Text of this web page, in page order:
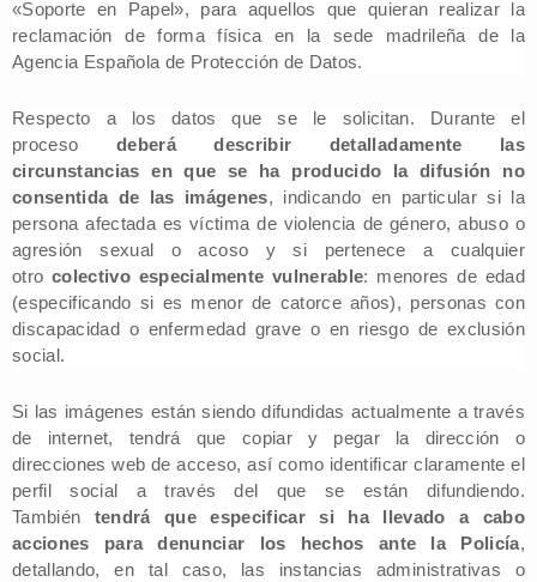
«Soporte en Papel», para aquellos que quieran realizar la
reclamación de forma física en la sede madrileña de la
Agencia Española de Protección de Datos.
Respecto a los datos que se le solicitan. Durante el
proceso deberá describir detalladamente las
circunstancias en que se ha producido la difusión no
consentida de las imágenes, indicando en particular si la
persona afectada es víctima de violencia de género, abuso o
agresión sexual o acoso y si pertenece a cualquier
otrocolectivo especialmente vulnerable: menores de edad
(especificando si es menor de catorce años), personas con
discapacidad o enfermedad grave o en riesgo de exclusión
social.
Si las imágenes están siendo difundidas actualmente a través
de internet, tendrá que copiar y pegar la dirección o
direcciones web de acceso, así como identificar claramente el
perfil social a través del que se están difundiendo.
También tendrá que especificar si ha llevado a cabo
acciones para denunciar los hechos ante la Policía,
detallando, en tal caso, las instancias administrativas o